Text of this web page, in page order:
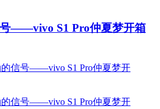
——vivo S1 Pro仲夏梦开箱